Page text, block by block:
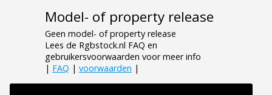
Model- of property release
Geen model- of property release
Lees de Rgbstock.nl FAQ en
gebruikersvoorwaarden voor meer info
| FAQ | voorwaarden |